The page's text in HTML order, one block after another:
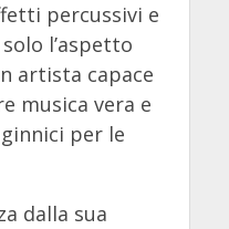
percussivi e
l’aspetto
artista capace
musica vera e
per le
dalla sua